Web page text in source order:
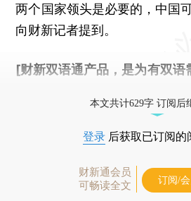
两个国家领头是必要的，中国
向财新记者提到。
[财新双语通产品，是为有双语
本文共计629字 订阅后
登录 后获取已订阅的
财新通会员
可畅读全文
订阅/